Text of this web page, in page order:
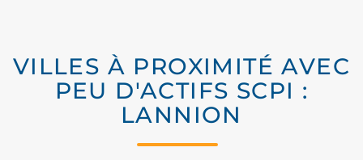
VILLES À PROXIMITÉ AVEC
PEU D'ACTIFS SCPI :
LANNION